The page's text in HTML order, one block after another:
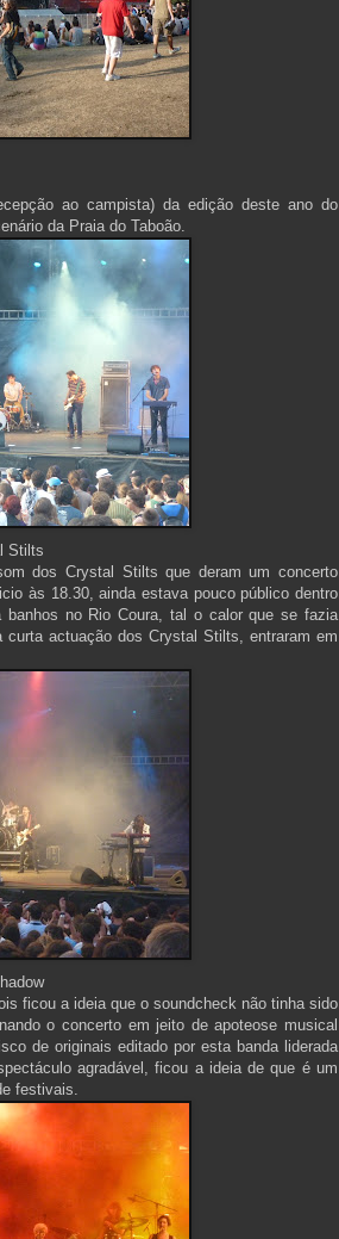
ao campista) da edição deste ano do
da Praia do Taboão.
Stilts
dos Crystal Stilts que deram um concerto
às 18.30, ainda estava pouco público dentro
no Rio Coura, tal o calor que se fazia
actuação dos Crystal Stilts, entraram em
ficou a ideia que o soundcheck não tinha sido
o concerto em jeito de apoteose musical
de originais editado por esta banda liderada
agradável, ficou a ideia de que é um
festivais.